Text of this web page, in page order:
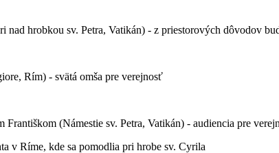
nad hrobkou sv. Petra, Vatikán) - z priestorových dôvodov
Rím) - svätá omša pre verejnosť
Františkom (Námestie sv. Petra, Vatikán) - audiencia pre
v Ríme, kde sa pomodlia pri hrobe sv. Cyrila